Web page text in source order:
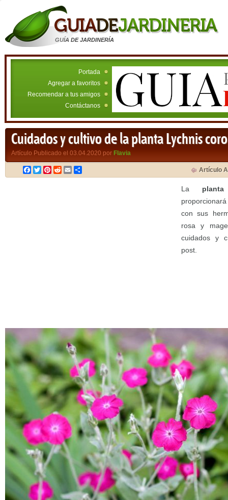
GUÍA DE JARDINERÍA
Portada
Agregar a favoritos
Recomendar a tus amigos
Contáctanos
Cuidados y cultivo de la planta Lychnis
Artículo Publicado el 03.04.2020 por Flavia
Facebook
TwitterPinterest
RedditEmail Artículo
La
con sus
rosa y
cuidados y
post.